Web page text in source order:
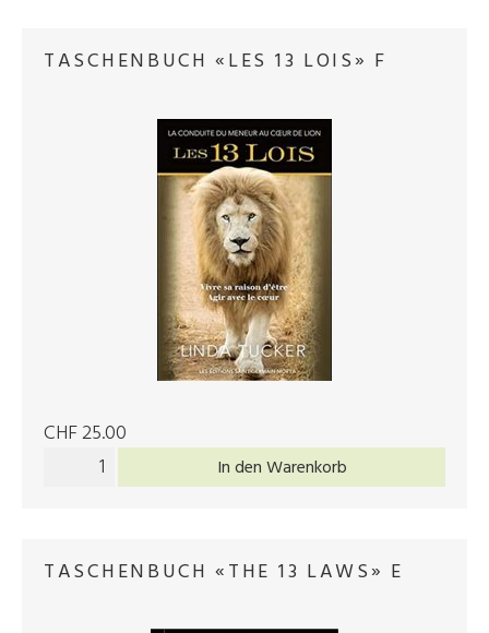
TASCHENBUCH «LES 13 LOIS» F
CHF 25.00
In den Warenkorb
TASCHENBUCH «THE 13 LAWS» E